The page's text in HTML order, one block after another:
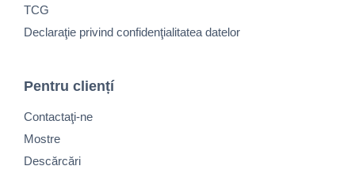
TCG
Declaraţie privind confidenţialitatea datelor
Pentru cliențí
Contactaţi-ne
Mostre
Descărcări